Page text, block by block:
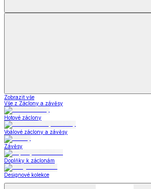
Zobrazit vše
Vše z Záclony a závěsy
Hotové záclony
Voálové záclony a závěsy
Závěsy
Doplňky k záclonám
Designové kolekce